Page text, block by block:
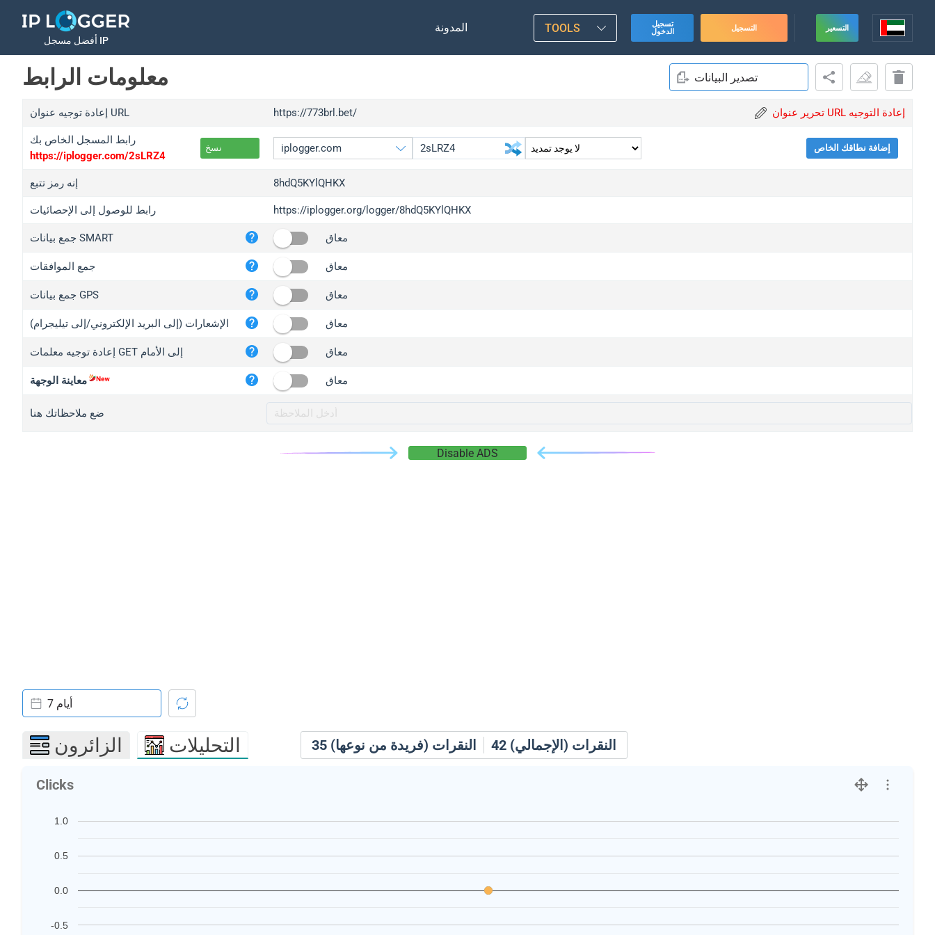
أفضل مسجل IP
المدونة TOOLS
تسجيل
الدخول
التسجيل التسعير
معلومات الرابط تصدير البيانات
إعادة توجيه عنوان URL https://773brl.bet/ تحرير عنوان URL إعادة التوجيه
رابط المسجل الخاص بك
https://iplogger.com/2sLRZ4
نسخ
iplogger.org
wl.gl
ed.tc
iplogger.com
iplogger.co
2no.co
yip.su
iplogger.info
إضافة نطاقك الخاص
إنه رمز تتبع 8hdQ5KYlQHKX
رابط للوصول إلى الإحصائيات https://iplogger.org/logger/8hdQ5KYlQHKX
جمع بيانات SMART معاق
جمع الموافقات معاق
جمع بيانات GPS معاق
الإشعارات (إلى البريد الإلكتروني/إلى تيليجرام) معاق
إعادة توجيه معلمات GET إلى الأمام معاق
معاينة الوجهة معاق
ضع ملاحظاتك هنا
Disable ADS
35 النقرات (فريدة من نوعها) 42 النقرات (الإجمالي)
7 أيام
الزائرون التحليلات
Clicks
-0.5
0.0
0.5
1.0